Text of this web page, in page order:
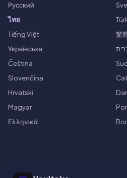
Русский
ไทย
Tiếng Việt
繁
Українська
Čeština
Slovenčina
Hrvatski
Magyar
Ελληνικά